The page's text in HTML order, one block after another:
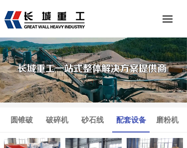
圆锥破 破碎机 砂石线 配套设备 磨粉机